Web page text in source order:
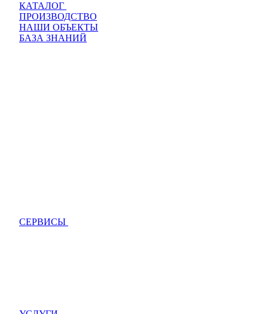
КАТАЛОГ
ПРОИЗВОДСТВО
НАШИ ОБЪЕКТЫ
БАЗА ЗНАНИЙ
СЕРВИСЫ